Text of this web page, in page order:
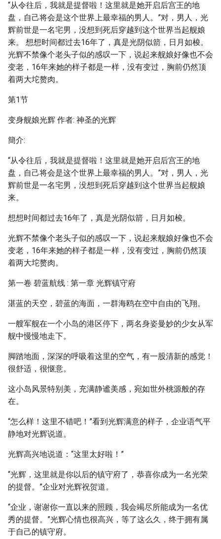
“从令往后，我就是提督啦！这里就是她开启后宫王的地
盘，自己将会是这个世界上最幸福的男人。”对，男人，光
辉前世是一名宅男，没想到死后穿越到这个世界当起舰娘
来。 想想时间都过去16年了，真是光阴似箭，日月如梭。
光辉不禁像个老头子似的感叹一下，说起来舰娘好像也不会
变老，16年来她的样子都是一样，没有变过，胸前仍然顶
着两大坨赘肉。
第1节
变身舰娘光辉 作者: 神圣的光辉
簡介:
“从令往后，我就是提督啦！这里就是她开启后宫王的地
盘，自己将会是这个世界上最幸福的男人。”对，男人，光
辉前世是一名宅男，没想到死后穿越到这个世界当起舰娘
来。
想想时间都过去16年了，真是光阴似箭，日月如梭。
光辉不禁像个老头子似的感叹一下，说起来舰娘好像也不会
变老，16年来她的样子都是一样，没有变过，胸前仍然顶
着两大坨赘肉。
第一卷 碧蓝航线 : 第一章 光辉镇守府
湛蓝的天空，碧蓝的海面，一群海鸥在空中自由的飞翔。
一艘军舰在一个小岛的港区停下，两名身姿曼妙的少女从军
舰中慢慢地走下。
脚踏地面，深深的呼吸着这里的空气，有一股清新的感觉！
很舒适，很惬意。
这小岛风景特别美，充满静谧美感，宛如世外桃源般的存
在。
“怎么样！这里不错吧！”看到光辉满意的样子，企业语气平
静地对光辉说道。
光辉高兴地说道：“这里太好啦！”
“光辉，这里就是你以后的镇守府了，恭喜你成为一名光荣
的提督。”企业对光辉祝贺道。
“企业，谢谢你一直以来的照顾，我会竭尽所能成为一名优
秀的提督。”光辉心情也很高兴，等了这么久，终于拥有属
于自己的镇守府。